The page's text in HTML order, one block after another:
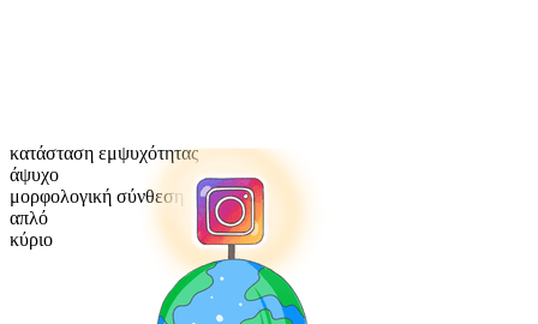
κατάσταση εμψυχότητας
άψυχο
μορφολογική σύνθεση
απλό
κύριο